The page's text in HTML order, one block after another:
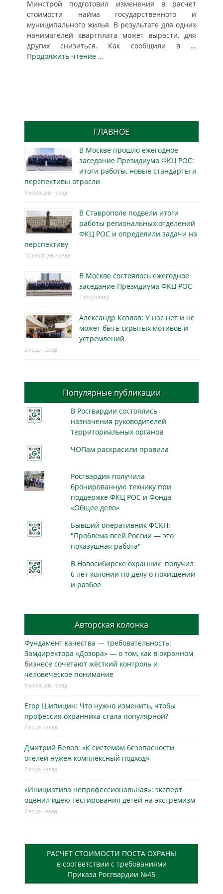
Минстрой подготовил изменения в расчет
стоимости найма государственного и
муниципального жилья. В результате для одних
нанимателей квартплата может вырасти, для
других снизиться. Как сообщили в …
Продолжить чтение …
ГЛАВНОЕ
В Москве прошло ежегодное
заседание Президиума ФКЦ РОС:
итоги работы, новые стандарты и
перспективы отрасли
5 месяцев назад
В Ставрополе подвели итоги
работы региональных отделений
ФКЦ РОС и определили задачи на
перспективу
10 месяцев назад
В Москве состоялось ежегодное
заседание Президиума ФКЦ РОС
1 год назад
Александр Козлов: У нас нет и не
может быть скрытых мотивов и
устремлений
2 года назад
Популярные публикации
В Росгвардии состоялись
назначения руководителей
территориальных органов
ЧОПам раскрасили правила
Росгвардия получила
бронированную технику при
поддержке ФКЦ РОС и Фонда
«Общее дело»
Бывший оперативник ФСКН:
"Проблема всей России — это
показушная работа"
В Новосибирске охранник получил
6 лет колонии по делу о похищении
и разбое
Авторская колонка
Фундамент качества — требовательность:
Замдиректора «Дозора» — о том, как в охранном
бизнесe сочетают жёсткий контроль и
человеческое понимание
9 месяцев назад
Егор Шипицин: Что нужно изменить, чтобы
профессия охранника стала популярной?
2 года назад
Дмитрий Белов: «К системам безопасности
отелей нужен комплексный подход»
2 года назад
«Инициатива непрофессиональная»: эксперт
оценил идею тестирования детей на экстремизм
2 года назад
РАСЧЕТ СТОИМОСТИ ПОСТА ОХРАНЫ
в соответствии с требованиями
Приказа Росгвардии №45